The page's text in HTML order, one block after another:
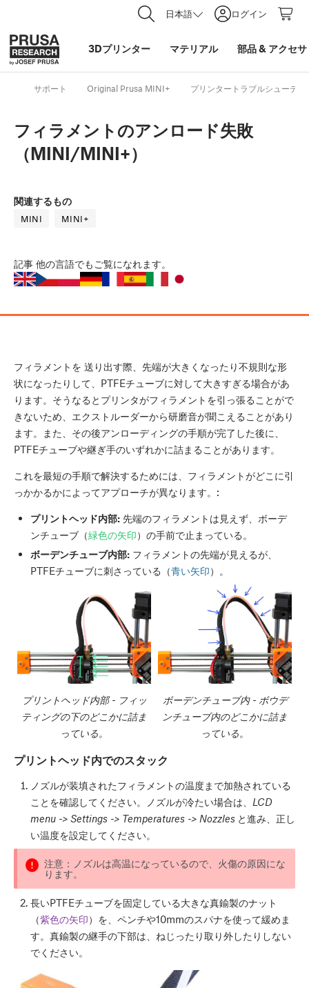
日本語 ログイン
3Dプリンター マテリアル 部品& アクセ
サポート Original Prusa MINI+ プリンタートラブルシューティ
フィラメントのアンロード失敗
（MINI/MINI+）
関連するもの
MINI MINI+
記事 他の言語でもご覧になれます。
フィラメントを 送り出す際、先端が大きくなったり不規則な形
状になったりして、PTFEチューブに対して大きすぎる場合があ
ります。そうなるとプリンタがフィラメントを引っ張ることがで
きないため、エクストルーダーから研磨音が聞こえることがあり
ます。また、その後アンローディングの手順が完了した後に、
PTFEチューブや継ぎ手のいずれかに詰まることがあります。
これを最短の手順で解決するためには、フィラメントがどこに引
っかかるかによってアプローチが異なります。:
プリントヘッド内部:先端のフィラメントは見えず、ボーデ
ンチューブ（緑色の矢印）の手前で止まっている。
ボーデンチューブ内部:フィラメントの先端が見えるが、
PTFEチューブに刺さっている（青い矢印）。
プリントヘッド内部 - フィッ
ティングの下のどこかに詰ま
っている。
ボーデンチューブ内 - ボウデ
ンチューブ内のどこかに詰ま
っている。
プリントヘッド内でのスタック
ノズルが装填されたフィラメントの温度まで加熱されている
ことを確認してください。ノズルが冷たい場合は、 LCD
menu -> Settings -> Temperatures -> Nozzles と進み、正し
い温度を設定してください。
注意：ノズルは高温になっているので、火傷の原因にな
ります。
長いPTFEチューブを固定している大きな真鍮製のナット
（紫色の矢印）を、ペンチや10mmのスパナを使って緩めま
す。真鍮製の継手の下部は、ねじったり取り外したりしない
でください。